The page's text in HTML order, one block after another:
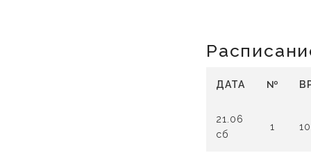
ДАТА №
21.06
сб
1